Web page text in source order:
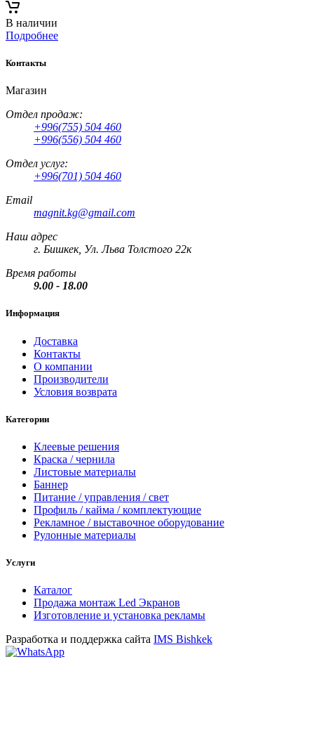
В наличии
Подробнее
Контакты
Магазин
Отдел продаж:
+996(755) 504 460
+996(556) 504 460
Отдел услуг:
+996(701) 504 460
Email
magnit.kg@gmail.com
Наш адрес
г. Бишкек, Ул. Льва Толстого 22к
Время работы
9.00 - 18.00
Информация
Доставка
Контакты
О компании
Производители
Условия возврата
Категории
Клеевые решения
Краска / чернила
Листовые материалы
Баннер
Питание / управления / свет
Профиль / кайма / комплектующие
Рекламное / выставочное оборудование
Рулонные материалы
Услуги
Каталог
Продажа монтаж Led Экранов
Изготовление и установка рекламы
Разработка и поддержка сайта IMS Bishkek